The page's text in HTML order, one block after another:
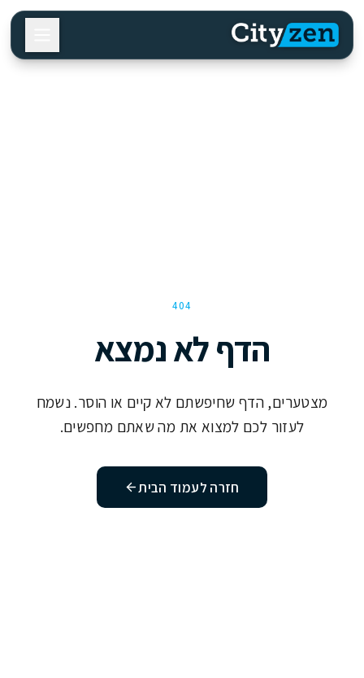
404
הדף לא נמצא
מצטערים, הדף שחיפשתם לא קיים או הוסר. נשמח
לעזור לכם למצוא את מה שאתם מחפשים.
חזרה לעמוד הבית